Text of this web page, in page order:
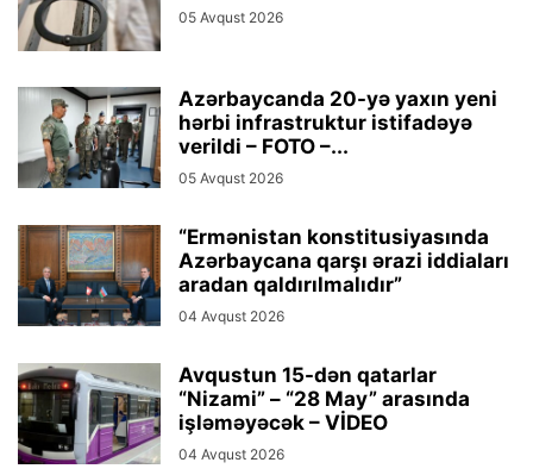
05 Avqust 2026
Azərbaycanda 20-yə yaxın yeni
hərbi infrastruktur istifadəyə
verildi – FOTO –...
05 Avqust 2026
“Ermənistan konstitusiyasında
Azərbaycana qarşı ərazi iddiaları
aradan qaldırılmalıdır”
04 Avqust 2026
Avqustun 15-dən qatarlar
“Nizami” – “28 May” arasında
işləməyəcək – VİDEO
04 Avqust 2026